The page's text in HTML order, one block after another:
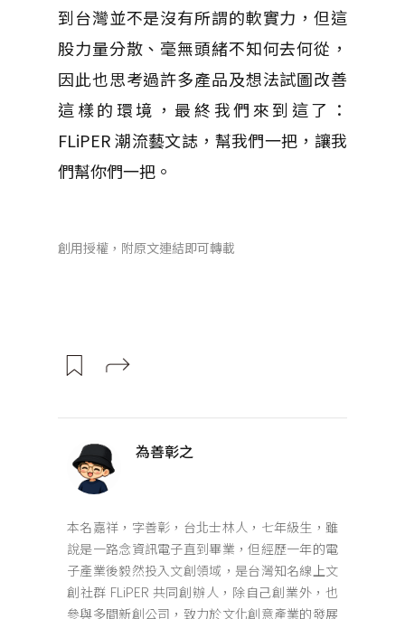
到台灣並不是沒有所謂的軟實力，但這
股力量分散、毫無頭緒不知何去何從，
因此也思考過許多產品及想法試圖改善
這樣的環境，最終我們來到這了：
FLiPER 潮流藝文誌，幫我們一把，讓我
們幫你們一把。
創用授權，附原文連結即可轉載
為善彰之
本名嘉祥，字善彰，台北士林人，七年級生，雖
說是一路念資訊電子直到畢業，但經歷一年的電
子產業後毅然投入文創領域，是台灣知名線上文
創社群 FLiPER 共同創辦人，除自己創業外，也
參與多間新創公司，致力於文化創意產業的發展